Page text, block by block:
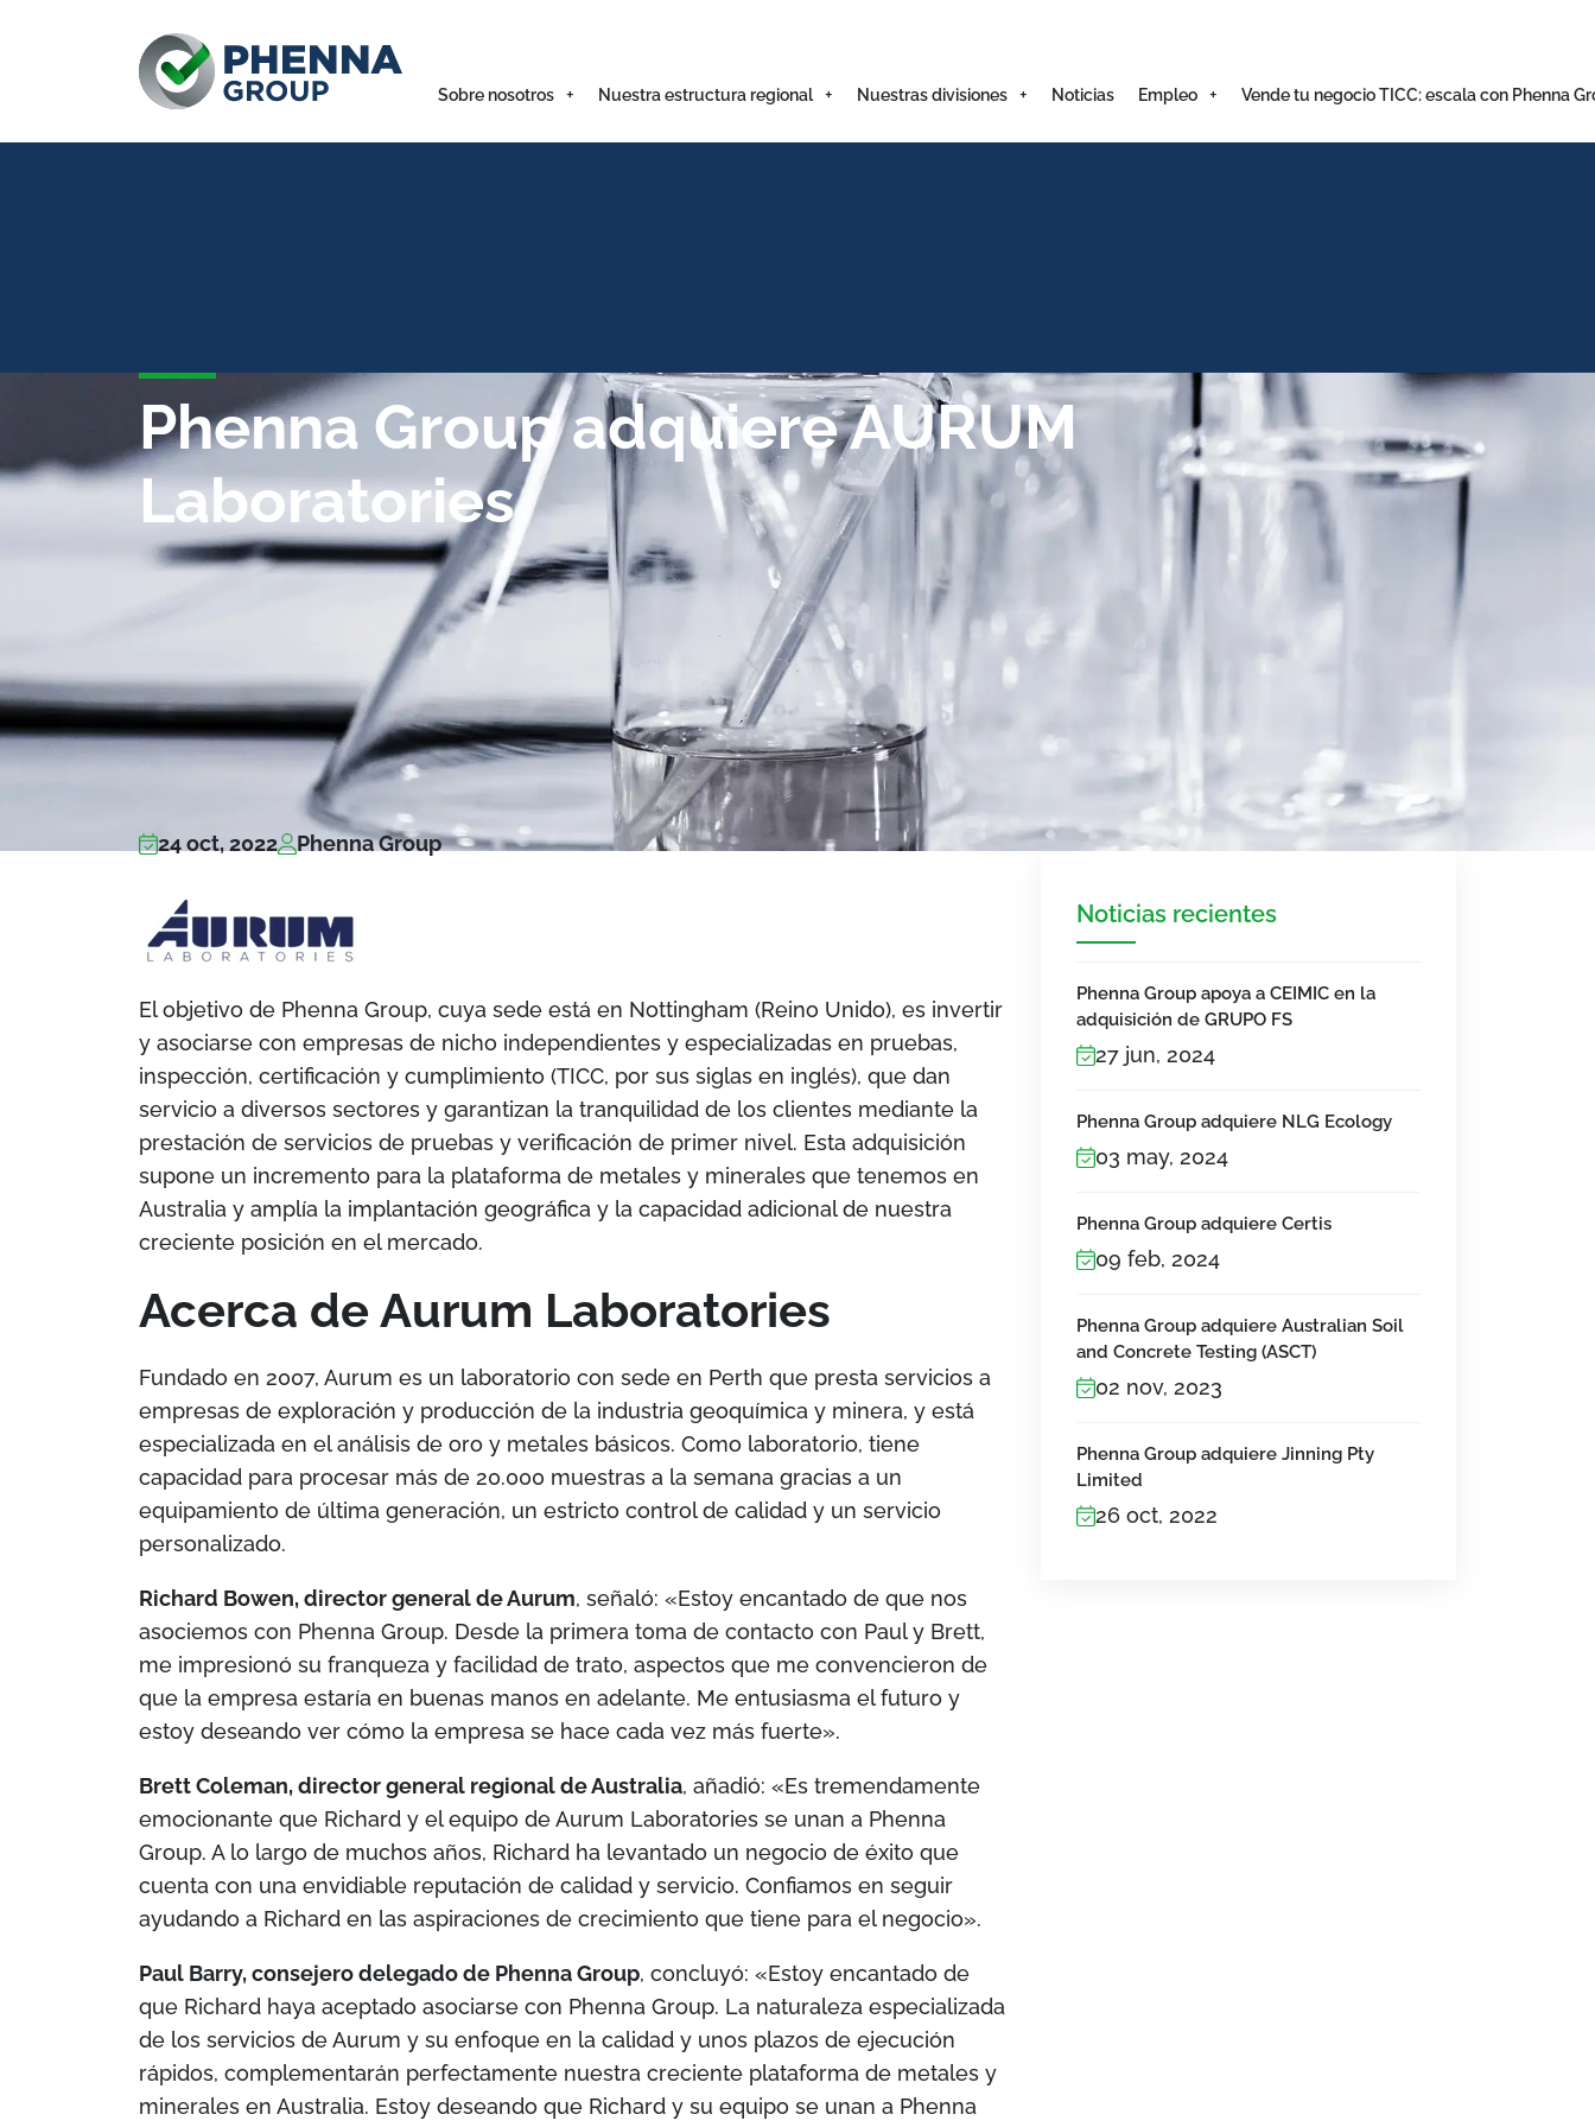
Sobre nosotros Nuestra estructura regional Nuestras divisiones Noticias Empleo Vende tu negocio TICC: escala con Phenna
Phenna Group adquiere AURUM
Laboratories
24 oct, 2022 Phenna Group
El objetivo de Phenna Group, cuya sede está en Nottingham (Reino Unido), es invertir
y asociarse con empresas de nicho independientes y especializadas en pruebas,
inspección, certificación y cumplimiento (TICC, por sus siglas en inglés), que dan
servicio a diversos sectores y garantizan la tranquilidad de los clientes mediante la
prestación de servicios de pruebas y verificación de primer nivel. Esta adquisición
supone un incremento para la plataforma de metales y minerales que tenemos en
Australia y amplía la implantación geográfica y la capacidad adicional de nuestra
creciente posición en el mercado.
Acerca de Aurum Laboratories
Fundado en 2007, Aurum es un laboratorio con sede en Perth que presta servicios a
empresas de exploración y producción de la industria geoquímica y minera, y está
especializada en el análisis de oro y metales básicos. Como laboratorio, tiene
capacidad para procesar más de 20.000 muestras a la semana gracias a un
equipamiento de última generación, un estricto control de calidad y un servicio
personalizado.
Richard Bowen, director general de Aurum, señaló: «Estoy encantado de que nos
asociemos con Phenna Group. Desde la primera toma de contacto con Paul y Brett,
me impresionó su franqueza y facilidad de trato, aspectos que me convencieron de
que la empresa estaría en buenas manos en adelante. Me entusiasma el futuro y
estoy deseando ver cómo la empresa se hace cada vez más fuerte».
Brett Coleman, director general regional de Australia, añadió: «Es tremendamente
emocionante que Richard y el equipo de Aurum Laboratories se unan a Phenna
Group. A lo largo de muchos años, Richard ha levantado un negocio de éxito que
cuenta con una envidiable reputación de calidad y servicio. Confiamos en seguir
ayudando a Richard en las aspiraciones de crecimiento que tiene para el negocio».
Paul Barry, consejero delegado de Phenna Group, concluyó: «Estoy encantado de
que Richard haya aceptado asociarse con Phenna Group. La naturaleza especializada
de los servicios de Aurum y su enfoque en la calidad y unos plazos de ejecución
rápidos, complementarán perfectamente nuestra creciente plataforma de metales y
minerales en Australia. Estoy deseando que Richard y su equipo se unan a Phenna
Noticias recientes
Phenna Group apoya a CEIMIC en la
adquisición de GRUPO FS
27 jun, 2024
Phenna Group adquiere NLG Ecology
03 may, 2024
Phenna Group adquiere Certis
09 feb, 2024
Phenna Group adquiere Australian Soil
and Concrete Testing (ASCT)
02 nov, 2023
Phenna Group adquiere Jinning Pty
Limited
26 oct, 2022